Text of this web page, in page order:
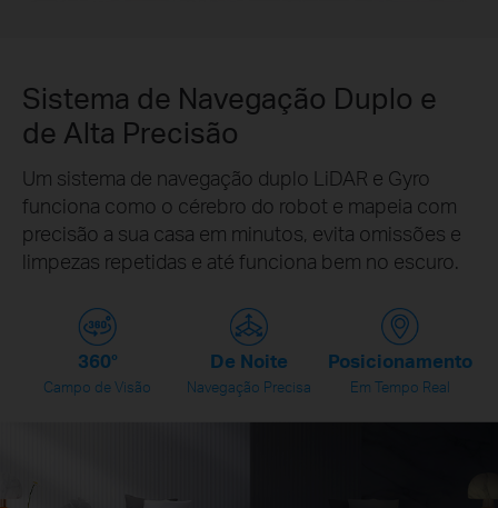
Sistema de Navegação Duplo e
de Alta Precisão
Um sistema de navegação duplo LiDAR e Gyro
funciona como o cérebro do robot e mapeia com
precisão a sua casa em minutos, evita omissões e
limpezas repetidas e até funciona bem no escuro.
360°
Campo de Visão
De Noite
Navegação Precisa
Posicionamento
Em Tempo Real